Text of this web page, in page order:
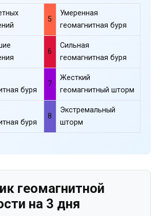
5
Умеренная
геомагнитная буря
6
Сильная
геомагнитная буря
буря
7
Жесткий
геомагнитный шторм
буря
8
Экстремальный
шторм
геомагнитной
на 3 дня